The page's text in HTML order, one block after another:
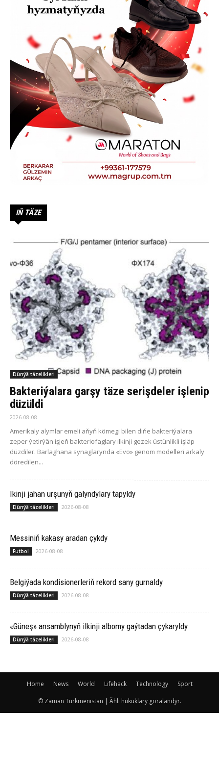
IŇ TÄZE
Dünýä täzelikleri
Bakteriýalara garşy täze serişdeler işlenip
düzüldi
2026-08-08
Amerikaly alymlar emeli aňyň kömegi bilen diňe bakteriýalara
zeper ýetirýän işjeň bakteriofaglary ilkinji gezek üstünlikli işläp
düzdiler. Barlaghana synaglarynda «Evo» genom modelleri arkaly
döredilen...
Ikinji jahan urşunyň galyndylary tapyldy
Dünýä täzelikleri 2026-08-08
Messiniň kakasy aradan çykdy
Futbol 2026-08-08
Belgiýada kondisionerleriň rekord sany gurnaldy
Dünýä täzelikleri 2026-08-08
«Güneş» ansamblynyň ilkinji albomy gaýtadan çykaryldy
Dünýä täzelikleri 2026-08-08
Home News World Lifehack Technology Sport
© Zaman Türkmenistan | Ähli hukuklary goralandyr.